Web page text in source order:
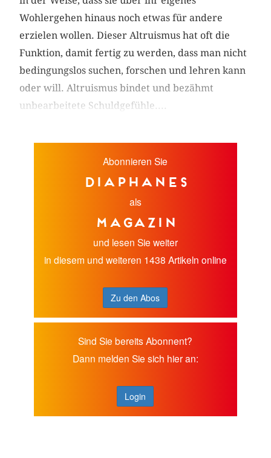
Wohlergehen hinaus noch etwas für andere
erzielen wollen. Dieser Altruismus hat oft die
Funktion, damit fertig zu werden, dass man nicht
bedingungslos suchen, forschen und lehren kann
oder will. Altruismus bindet und bezähmt
unbearbeitete Schuldgefühle....
Abonnieren Sie
diaphanes
als
Magazin
und lesen Sie weiter
in diesem und weiteren 1438 Artikeln online
Zu den Abos
Sind Sie bereits Abonnent?
Dann melden Sie sich hier an:
Login